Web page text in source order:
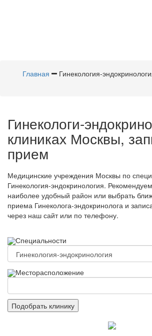
Главная Гинекология-
Гинекологи-
клиниках Москвы,
прием
Медицинские учреждения Москвы по
Гинекология-эндокринология.
наиболее удобный район или выбрать
приема Гинеколога-эндокринолога и
через наш сайт или по телефону.
Специальности
Месторасположение
Подобрать клинику